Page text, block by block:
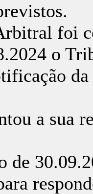
foi
o
a sua
de